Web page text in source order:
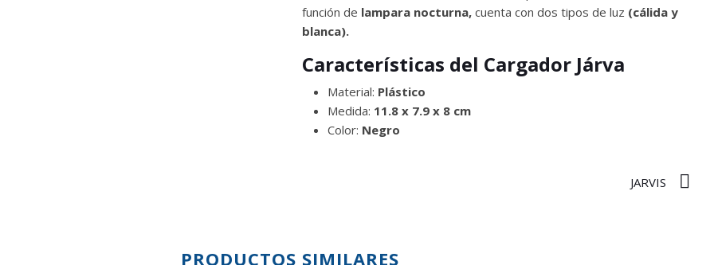
función de lampara nocturna, cuenta con dos tipos de luz (cálida y
blanca).
Características del Cargador Járva
Material: Plástico
Medida: 11.8 x 7.9 x 8 cm
Color: Negro
JARVIS
PRODUCTOS SIMILARES